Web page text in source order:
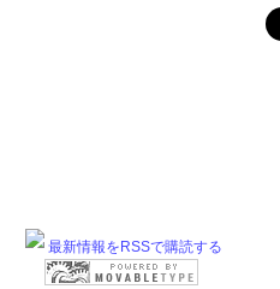
最新情報をRSSで購読する